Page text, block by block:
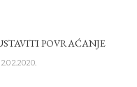
POVRAĆANJE